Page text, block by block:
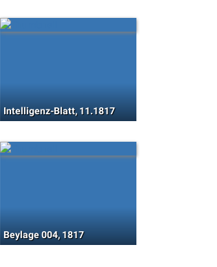
Intelligenz-Blatt, 11.1817
Beylage 004, 1817